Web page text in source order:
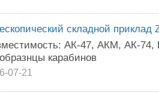
складной приклад
АК-47, АКМ, АК-
карабинов
07-21